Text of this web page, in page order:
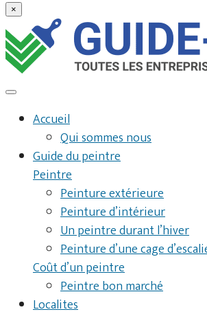
×
Accueil
Qui sommes nous
Guide du peintre
Peintre
Peinture extérieure
Peinture d’intérieur
Un peintre durant l’hiver
Peinture d’une cage
Coût d’un peintre
Peintre bon marché
Localites